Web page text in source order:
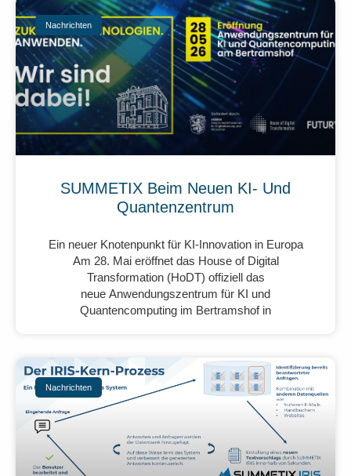
Nachrichten
SUMMETIX Beim Neuen KI- Und
Quantenzentrum
Ein neuer Knotenpunkt für KI-Innovation in Europa
Am 28. Mai eröffnet das House of Digital
Transformation (HoDT) offiziell das
neue Anwendungszentrum für KI und
Quantencomputing im Bertramshof in
Nachrichten